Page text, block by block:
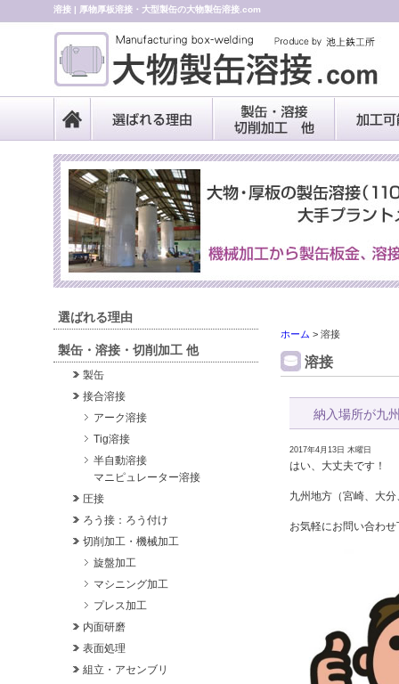
溶接 | 厚物厚板溶接・大型製缶の大物製缶溶接.com
ホーム > 溶接
溶接
納入場所が九
2017年4月13日 木曜日
はい、大丈夫です！
九州地方（宮崎、大
お気軽にお問い合わ
選ばれる理由
製缶・溶接・切削加工 他
製缶
接合溶接
アーク溶接
Tig溶接
半自動溶接
マニピュレーター溶接
圧接
ろう接：ろう付け
切削加工・機械加工
旋盤加工
マシニング加工
プレス加工
内面研磨
表面処理
組立・アセンブリ